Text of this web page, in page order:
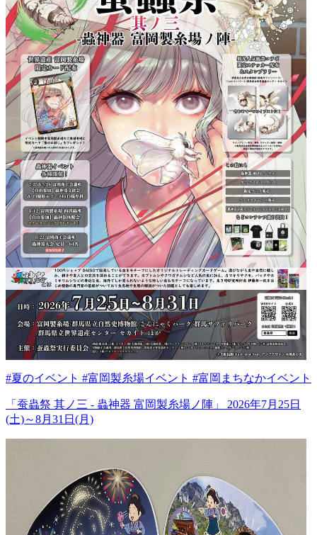
#夏のイベント #富岡製糸場イベント #富岡まちなかイベント
「蚕蟲祭 其ノ三 - 蟲神器 富岡製糸場ノ陣」 2026年7月25日
(土)～8月31日(月)